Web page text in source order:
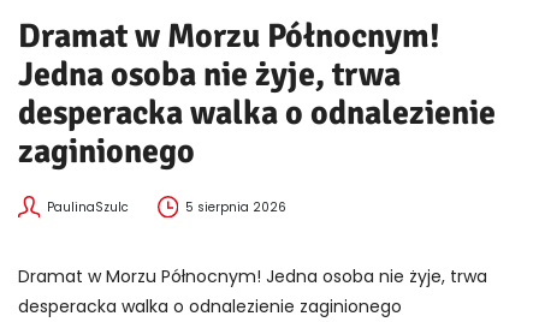
Dramat w Morzu Północnym!
Jedna osoba nie żyje, trwa
desperacka walka o odnalezienie
zaginionego
PaulinaSzulc 5 sierpnia 2026
Dramat w Morzu Północnym! Jedna osoba nie żyje, trwa
desperacka walka o odnalezienie zaginionego